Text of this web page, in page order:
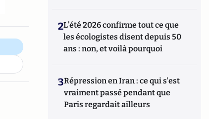
2L’été 2026 confirme tout ce que
les écologistes disent depuis 50
ans : non, et voilà pourquoi
3Répression en Iran : ce qui s'est
vraiment passé pendant que
Paris regardait ailleurs